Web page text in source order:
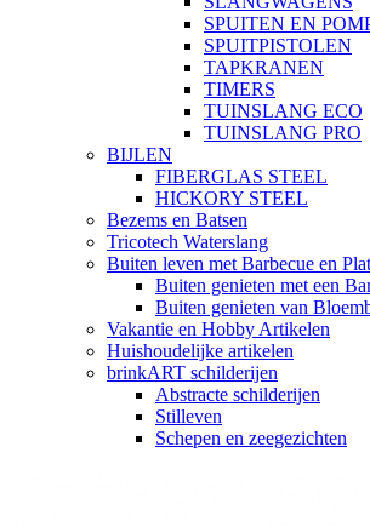
SPUITEN EN
SPUITPISTOLEN
TAPKRANEN
TIMERS
TUINSLANG ECO
TUINSLANG PRO
BIJLEN
FIBERGLAS STEEL
HICKORY STEEL
Bezems en Batsen
Tricotech Waterslang
Buiten leven met Barbecue en
Buiten genieten met een
Buiten genieten van
Vakantie en Hobby Artikelen
Huishoudelijke artikelen
brinkART schilderijen
Abstracte schilderijen
Stilleven
Schepen en zeegezichten